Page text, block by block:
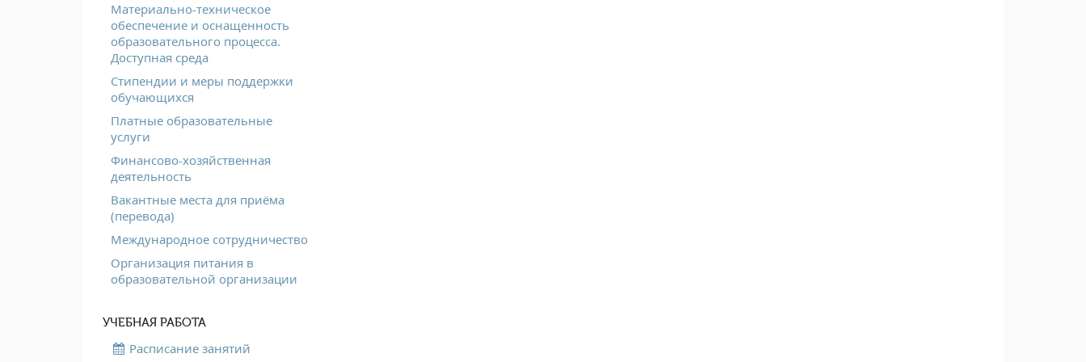
Материально-техническое
обеспечение и оснащенность
образовательного процесса.
Доступная среда
Стипендии и меры поддержки
обучающихся
Платные образовательные
услуги
Финансово-хозяйственная
деятельность
Вакантные места для приёма
(перевода)
Международное сотрудничество
Организация питания в
образовательной организации
УЧЕБНАЯ РАБОТА
Расписание занятий